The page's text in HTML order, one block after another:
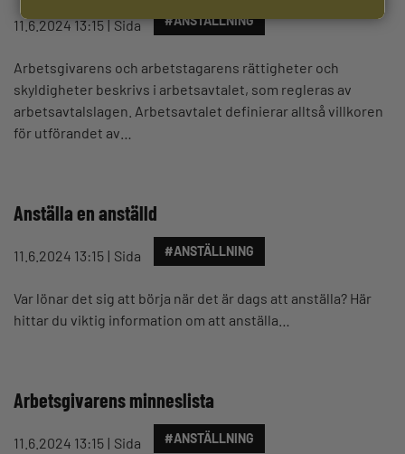
11.6.2024 13:15 Sida #ANSTÄLLNING
Arbetsgivarens och arbetstagarens rättigheter och
skyldigheter beskrivs i arbetsavtalet, som regleras av
arbetsavtalslagen. Arbetsavtalet definierar alltså villkoren
för utförandet av…
Anställa en anställd
11.6.2024 13:15 Sida #ANSTÄLLNING
Var lönar det sig att börja när det är dags att anställa? Här
hittar du viktig information om att anställa…
Arbetsgivarens minneslista
11.6.2024 13:15 Sida #ANSTÄLLNING